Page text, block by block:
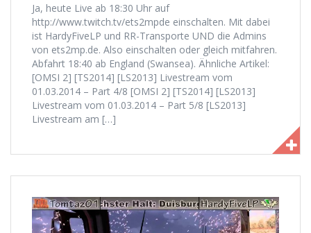
Ja, heute Live ab 18:30 Uhr auf
http://www.twitch.tv/ets2mpde einschalten. Mit dabei
ist HardyFiveLP und RR-Transporte UND die Admins
von ets2mp.de. Also einschalten oder gleich mitfahren.
Abfahrt 18:40 ab England (Swansea). Ähnliche Artikel:
[OMSI 2] [TS2014] [LS2013] Livestream vom
01.03.2014 – Part 4/8 [OMSI 2] [TS2014] [LS2013]
Livestream vom 01.03.2014 – Part 5/8 [LS2013]
Livestream am […]